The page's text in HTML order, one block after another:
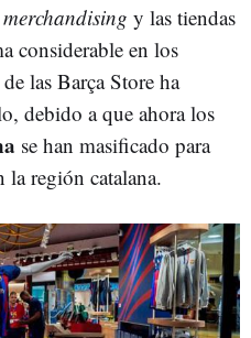
merchandising y las tiendas
considerable en los
las Barça Store ha
debido a que ahora los
se han masificado para
la región catalana.